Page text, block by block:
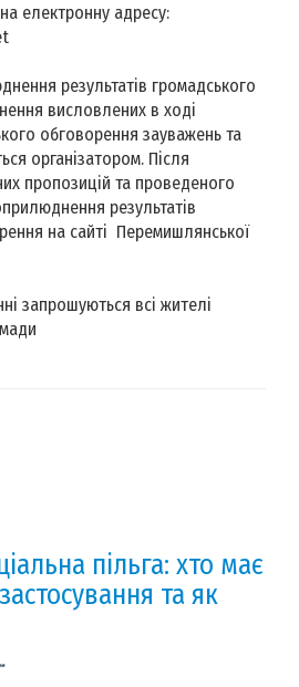
електронну адресу:
результатів громадського
висловлених в ході
обговорення зауважень та
організатором. Після
пропозицій та проведеного
результатів
на сайті Перемишлянської
запрошуються всі жителі
пільга: хто має
та як